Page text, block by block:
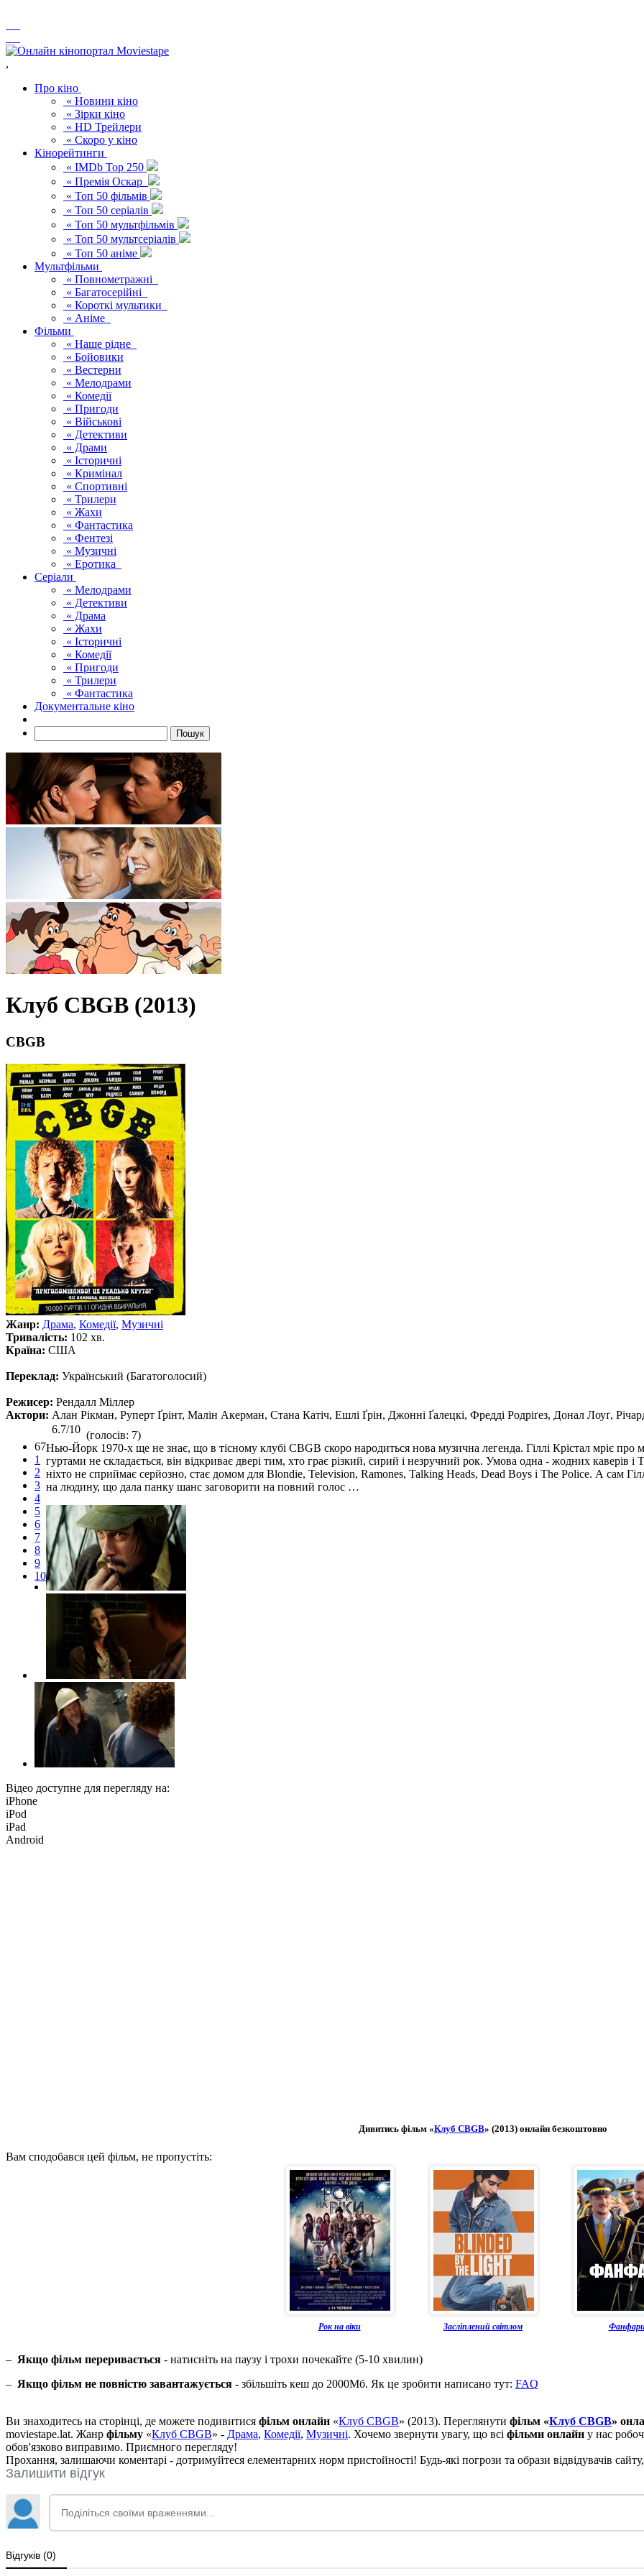
,
Про кіно
« Новини кіно
« Зірки кіно
« HD Трейлери
« Скоро у кіно
Кінорейтинги
« IMDb Top 250
« Премія Оскар
« Топ 50 фільмів
« Топ 50 серіалів
« Топ 50 мультфільмів
« Топ 50 мультсеріалів
« Топ 50 аніме
Мультфільми
« Повнометражні
« Багатосерійні
« Короткі мультики
« Аніме
Фільми
« Наше рідне
« Бойовики
« Вестерни
« Мелодрами
« Комедії
« Пригоди
« Військові
« Детективи
« Драми
« Історичні
« Кримінал
« Спортивні
« Трилери
« Жахи
« Фантастика
« Фентезі
« Музичні
« Еротика
Серіали
« Мелодрами
« Детективи
« Драма
« Жахи
« Історичні
« Комедії
« Пригоди
« Трилери
« Фантастика
Документальне кіно
Пошук
Клуб CBGB (2013)
CBGB
Жанр: Драма, Комедії, Музичні
Тривалість: 102 хв.
Країна: США
Переклад: Український (Багатоголосий)
Режисер: Рендалл Міллер
Актори: Алан Рікман, Руперт Ґрінт, Малін Акерман, Стана Катіч, Ешлі Ґрін, Джонні Ґалецкі, Фредді Родріґез, Донал Лоуґ,
67
1
2
3
4
5
6
7
8
9
10
6.7/10 (голосів: 7)
Нью-Йорк 1970-х ще не знає, що в тісному клубі CBGB скоро народиться нова музична легенда. Гіллі Крістал мріє про
гуртами не складається, він відкриває двері тим, хто грає різкий, сирий і незручний рок. Умова одна - жодних каверів
ніхто не сприймає серйозно, стає домом для Blondie, Television, Ramones, Talking Heads, Dead Boys і The Police. А сам
на людину, що дала панку шанс заговорити на повний голос …
Відео доступне для перегляду на:
iPhone
iPod
iPad
Android
Дивитись фільм «Клуб CBGB» (2013) онлайн безкоштовно
Вам сподобався цей фільм, не пропустіть:
Рок на віки Засліплений світлом
– Якщо фільм переривається - натисніть на паузу і трохи почекайте (5-10 хвилин)
– Якщо фільм не повністю завантажується - збільшіть кеш до 2000Мб. Як це зробити написано тут: FAQ
Ви знаходитесь на сторінці, де можете подивитися фільм онлайн «Клуб CBGB» (2013). Переглянути фільм «Клуб CBGB»
moviestape.lat. Жанр фільму «Клуб CBGB» - Драма, Комедії, Музичні. Хочемо звернути увагу, що всі фільми онлайн у нас
обов'язково виправимо. Приємного перегляду!
Прохання, залишаючи коментарі - дотримуйтеся елементарних норм пристойності! Будь-які погрози та образи відвідувачів